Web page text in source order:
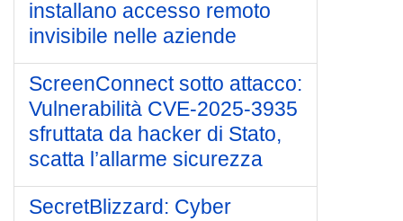
installano accesso remoto
invisibile nelle aziende
ScreenConnect sotto attacco:
Vulnerabilità CVE-2025-3935
sfruttata da hacker di Stato,
scatta l’allarme sicurezza
SecretBlizzard: Cyber